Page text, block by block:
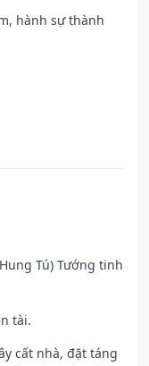
hành sự thành
Tú) Tướng tinh
tài.
cất nhà, đặt táng